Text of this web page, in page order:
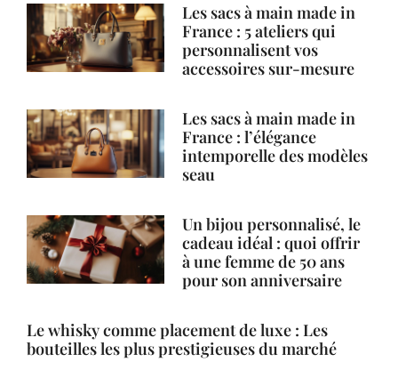
Les sacs à main made in
France : 5 ateliers qui
personnalisent vos
accessoires sur-mesure
Les sacs à main made in
France : l’élégance
intemporelle des modèles
seau
Un bijou personnalisé, le
cadeau idéal : quoi offrir
à une femme de 50 ans
pour son anniversaire
Le whisky comme placement de luxe : Les
bouteilles les plus prestigieuses du marché